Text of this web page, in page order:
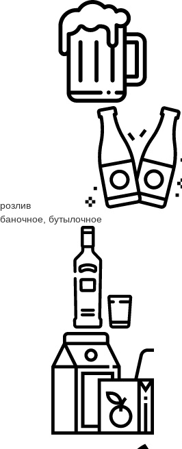
розлив
баночное, бутылочное